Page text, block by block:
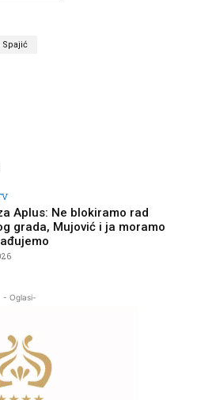
Spajić
Aplus: Ne blokiramo rad
grada, Mujović i ja moramo
- Oglasi-